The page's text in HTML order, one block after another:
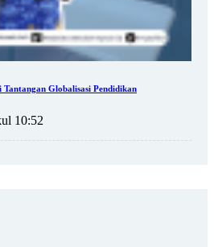
Globalisasi Pendidikan
10:52